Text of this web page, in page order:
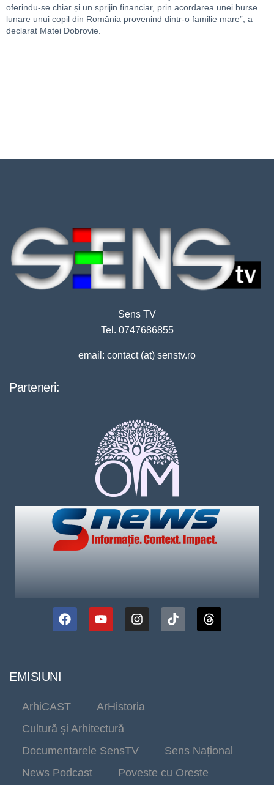
oferindu-se chiar și un sprijin financiar, prin acordarea unei burse
lunare unui copil din România provenind dintr-o familie mare”, a
declarat Matei Dobrovie.
Sens TV
Tel. 0747686855
email: contact (at) senstv.ro
Parteneri:
EMISIUNI
ArhiCAST
ArHistoria
Cultură și Arhitectură
Documentarele SensTV
Sens Național
News Podcast
Poveste cu Oreste